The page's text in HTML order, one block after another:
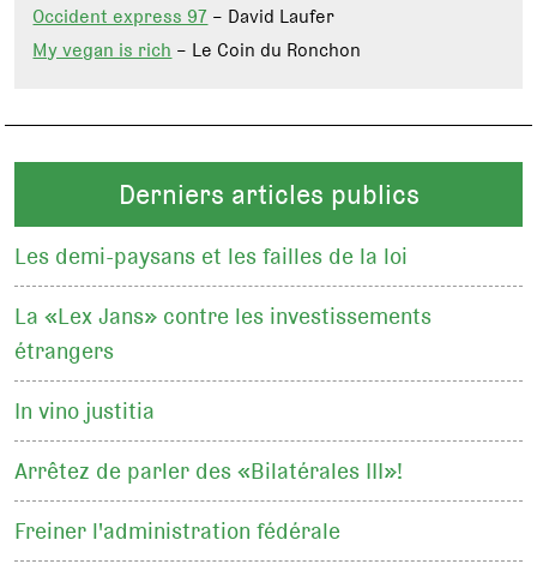
Occident express 97– David Laufer
My vegan is rich– Le Coin du Ronchon
Derniers articles publics
Les demi-paysans et les failles de la loi
La «Lex Jans» contre les investissements
étrangers
In vino justitia
Arrêtez de parler des «Bilatérales III»!
Freiner l'administration fédérale